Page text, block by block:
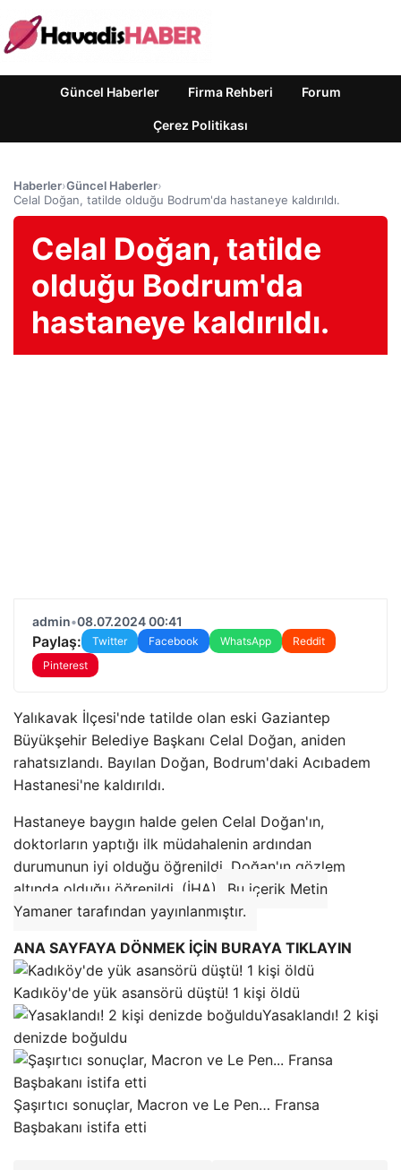
Güncel Haberler Firma Rehberi Forum
Çerez Politikası
Haberler›Güncel Haberler›
Celal Doğan, tatilde olduğu Bodrum'da hastaneye kaldırıldı.
Celal Doğan, tatilde
olduğu Bodrum'da
hastaneye kaldırıldı.
admin•08.07.2024 00:41
Paylaş: Twitter Facebook WhatsApp
Reddit
Pinterest
Yalıkavak İlçesi'nde tatilde olan eski Gaziantep
Büyükşehir Belediye Başkanı Celal Doğan, aniden
rahatsızlandı. Bayılan Doğan, Bodrum'daki Acıbadem
Hastanesi'ne kaldırıldı.
Hastaneye baygın halde gelen Celal Doğan'ın,
doktorların yaptığı ilk müdahalenin ardından
durumunun iyi olduğu öğrenildi. Doğan'ın gözlem
altında olduğu öğrenildi. (İHA)
Bu içerik Metin
Yamaner tarafından yayınlanmıştır.
ANA SAYFAYA DÖNMEK İÇİN BURAYA TIKLAYIN
Kadıköy'de yük asansörü düştü! 1 kişi öldü
Yasaklandı! 2 kişi
denizde boğuldu
Şaşırtıcı sonuçlar, Macron ve Le Pen… Fransa
Başbakanı istifa etti